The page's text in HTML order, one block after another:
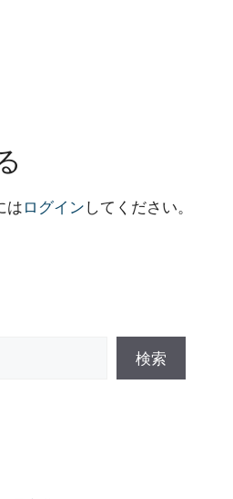
はログインしてください。
検索